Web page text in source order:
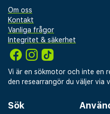
Om oss
Kontakt
Vanliga frågor
Integritet & säkerhet
Vi är en sökmotor och inte en
den researrangör du väljer via
Sök